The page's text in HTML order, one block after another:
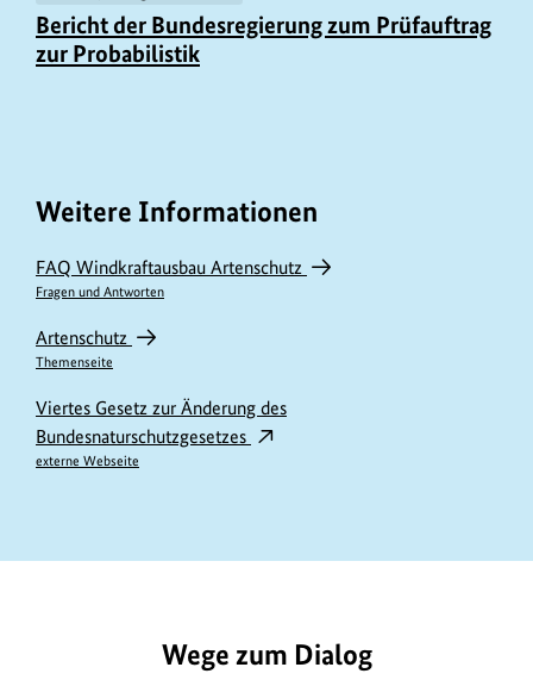
Bericht der Bundesregierung zum Prüfauftrag
zur Probabilistik
Weitere Informationen
FAQ Windkraftausbau Artenschutz
Fragen und Antworten
Artenschutz
Themenseite
Viertes Gesetz zur Änderung des
Bundesnaturschutzgesetzes
externe Webseite
Wege zum Dialog